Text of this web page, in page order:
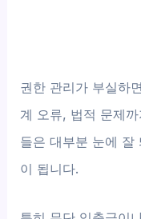
권한 관리가 부실하
계 오류, 법적 문제
들은 대부분 눈에 잘
이 됩니다.